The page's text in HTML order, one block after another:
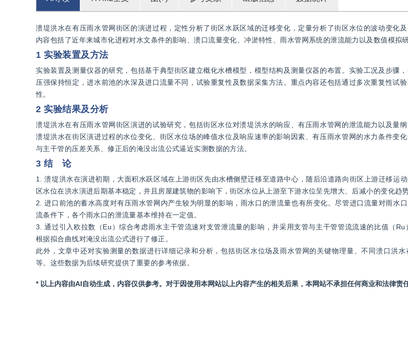
溃堤洪水在有压雨水管网街区的演进过程，定性分析了街区水跃区域的迁移变化，定量分析了街区水位的波动变化
内容包括了近年来城市化进程对水文条件的影响、溃口流量变化、冲淤特性、雨水管网系统的泄流能力以及数值模拟研
1 实验装置及方法
实验装置及测量仪器的研究，包括基于典型街区建立概化水槽模型，模型结构及测量仪器的布置。实验工况及步骤
压强保持恒定，进水前池的水深及进口流量不同，试验重复性及数据采集方法。重点内容还包括通过多次重复性试
性。
2 实验结果及分析
溃堤洪水在有压雨水管网街区演进的试验研究，包括街区水位对溃堤洪水的响应、有压雨水管网的泄流能力以及量
溃堤洪水在街区演进过程的水位变化、街区水位场的峰值水位及响应速率的影响因素、有压雨水管网的水力条件变
与主干管的压差关系、修正后的淹没出流公式逼近实测数据的方法。
3 结 论
1. 溃堤洪水在演进初期，大面积水跃区域在上游街区先由水槽侧壁迁移至道路中心，随后沿道路向街区上游迁移运
区水位在洪水演进后期基本稳定，并且房屋建筑物的影响下，街区水位从上游至下游水位呈先增大、后减小的变化趋势
2. 进口前池的蓄水高度对有压雨水管网内产生较为明显的影响，雨水口的泄流量也有所变化。尽管进口流量对雨水
流条件下，各个雨水口的泄流量基本维持在一定值。
3. 通过引入欧拉数（Eu）综合考虑雨水主干管流速对支管泄流量的影响，并采用支管与主干管管流流速的比值（Ru
根据拟合曲线对淹没出流公式进行了修正。
此外，文章中还对实验测量的数据进行详细记录和分析，包括街区水位场及雨水管网的关键物理量、不同溃口洪
等。这些数据为后续研究提供了重要的参考依据。
* 以上内容由AI自动生成，内容仅供参考。对于因使用本网站以上内容产生的相关后果，本网站不承担任何商业和法律责任